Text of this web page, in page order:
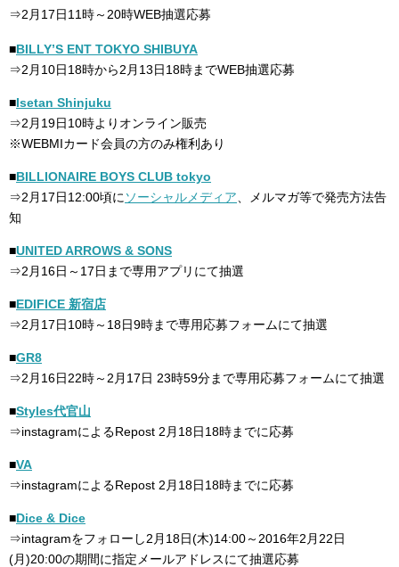
⇒2月17日11時～20時WEB抽選応募
■BILLY’S ENT TOKYO SHIBUYA
⇒2月10日18時から2月13日18時までWEB抽選応募
■Isetan Shinjuku
⇒2月19日10時よりオンライン販売
※WEBMIカード会員の方のみ権利あり
■BILLIONAIRE BOYS CLUB tokyo
⇒2月17日12:00頃に ソーシャルメディア 、メルマガ等で発売方法告
知
■UNITED ARROWS & SONS
⇒2月16日～17日まで専用アプリにて抽選
■EDIFICE 新宿店
⇒2月17日10時～18日9時まで専用応募フォームにて抽選
■GR8
⇒2月16日22時～2月17日 23時59分まで専用応募フォームにて抽選
■Styles代官山
⇒instagramによるRepost 2月18日18時までに応募
■VA
⇒instagramによるRepost 2月18日18時までに応募
■Dice & Dice
⇒intagramをフォローし2月18日(木)14:00～2016年2月22日
(月)20:00の期間に指定メールアドレスにて抽選応募